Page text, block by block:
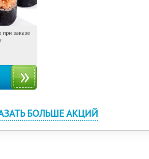
108
при заказе
БОЛЬШЕ АКЦИЙ